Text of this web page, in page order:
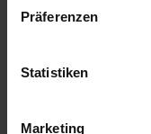
Präferenzen
Statistiken
Marketing
Pour